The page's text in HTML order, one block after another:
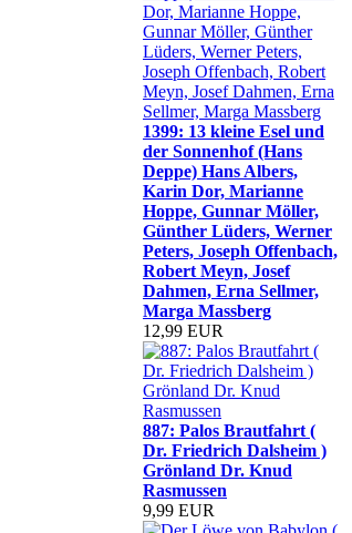
1399: 13 kleine Esel und
der Sonnenhof (Hans
Deppe) Hans Albers,
Karin Dor, Marianne
Hoppe, Gunnar Möller,
Günther Lüders, Werner
Peters, Joseph Offenbach,
Robert Meyn, Josef
Dahmen, Erna Sellmer,
Marga Massberg
12,99 EUR
887: Palos Brautfahrt (
Dr. Friedrich Dalsheim )
Grönland Dr. Knud
Rasmussen
9,99 EUR